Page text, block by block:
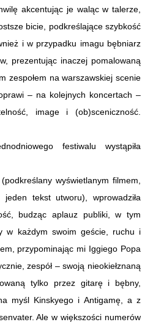
akcentując je waląc w talerze,
bicie, podkreślające szybkość
i w przypadku imagu bębniarz
prezentując inaczej pomalowaną
zespołem na warszawskiej scenie
– na kolejnych koncertach –
image i (ob)sceniczność.
festiwalu wystąpiła
wyświetlanym filmem,
tekst utworu), wprowadziła
budząc aplauz publiki, w tym
w każdym swoim geście, ruchu i
przypominając mi Iggiego Popa
zespół – swoją nieokiełznaną
tylko przez gitarę i bębny,
myśl Kinskyego i Antigamę, a z
Ale w większości numerów